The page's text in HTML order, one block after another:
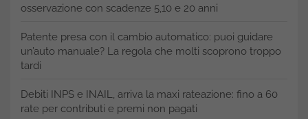
osservazione con scadenze 5,10 e 20 anni
Patente presa con il cambio automatico: puoi guidare
un’auto manuale? La regola che molti scoprono troppo
tardi
Debiti INPS e INAIL, arriva la maxi rateazione: fino a 60
rate per contributi e premi non pagati